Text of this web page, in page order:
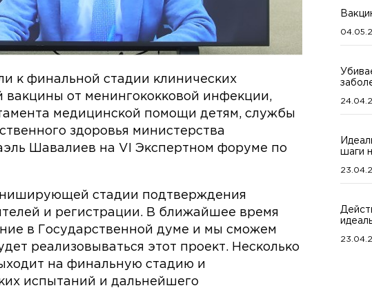
к финальной стадии клинических
вакцины от менингококковой инфекции,
медицинской помощи детям, службы
здоровья министерства
Шавалиев на VI Экспертном форуме по
стадии подтверждения
и регистрации. В ближайшее время
в Государственной думе и мы сможем
реализовываться этот проект. Несколько
на финальную стадию и
испытаний и дальнейшего
шаги